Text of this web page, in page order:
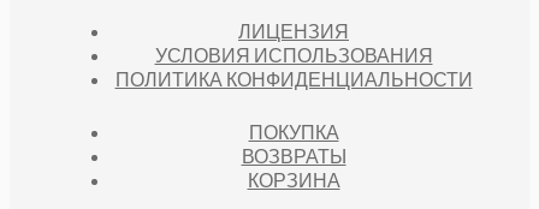
ЛИЦЕНЗИЯ
УСЛОВИЯ ИСПОЛЬЗОВАНИЯ
ПОЛИТИКА КОНФИДЕНЦИАЛЬНОСТИ
ПОКУПКА
ВОЗВРАТЫ
КОРЗИНА